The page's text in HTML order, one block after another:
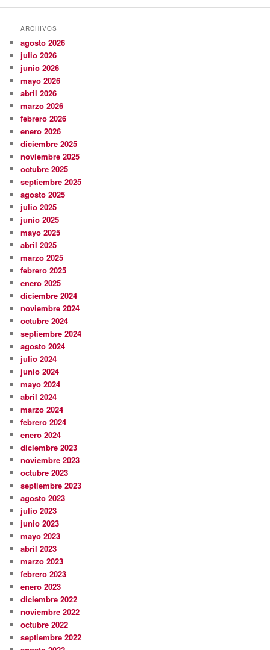
ARCHIVOS
agosto 2026
julio 2026
junio 2026
mayo 2026
abril 2026
marzo 2026
febrero 2026
enero 2026
diciembre 2025
noviembre 2025
octubre 2025
septiembre 2025
agosto 2025
julio 2025
junio 2025
mayo 2025
abril 2025
marzo 2025
febrero 2025
enero 2025
diciembre 2024
noviembre 2024
octubre 2024
septiembre 2024
agosto 2024
julio 2024
junio 2024
mayo 2024
abril 2024
marzo 2024
febrero 2024
enero 2024
diciembre 2023
noviembre 2023
octubre 2023
septiembre 2023
agosto 2023
julio 2023
junio 2023
mayo 2023
abril 2023
marzo 2023
febrero 2023
enero 2023
diciembre 2022
noviembre 2022
octubre 2022
septiembre 2022